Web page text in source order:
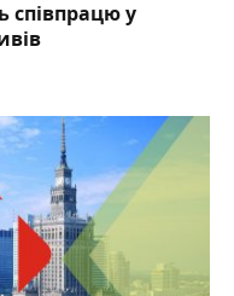
співпрацю у